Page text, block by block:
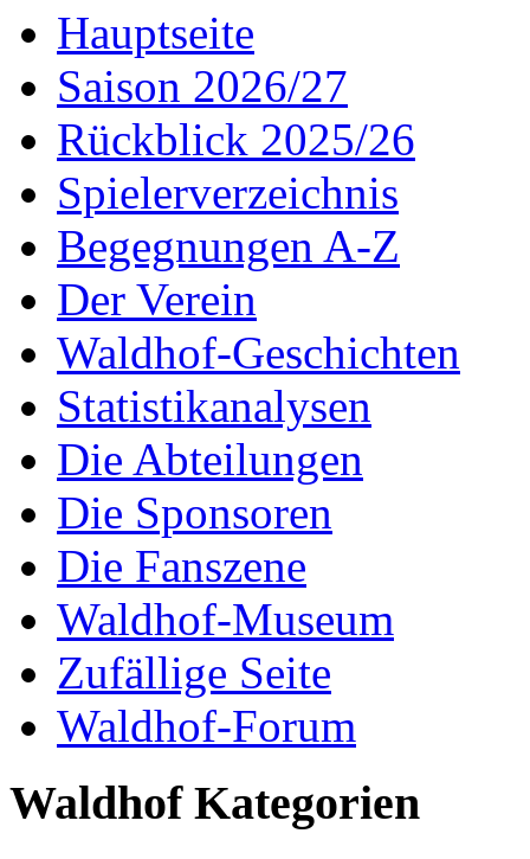
Hauptseite
Saison 2026/27
Rückblick 2025/26
Spielerverzeichnis
Begegnungen A-Z
Der Verein
Waldhof-Geschichten
Statistikanalysen
Die Abteilungen
Die Sponsoren
Die Fanszene
Waldhof-Museum
Zufällige Seite
Waldhof-Forum
Waldhof Kategorien